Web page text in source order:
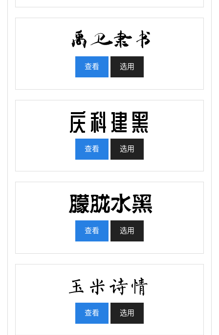
查看 选用
查看 选用
查看 选用
查看 选用